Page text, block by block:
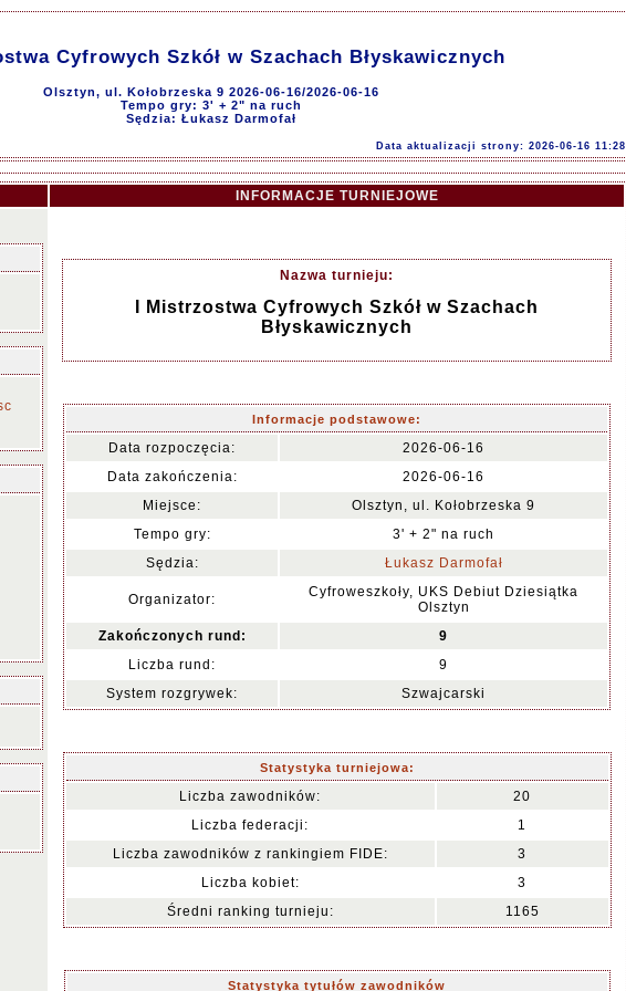
Cyfrowych Szkół w Szachach Błyskawicznych
Olsztyn, ul. Kołobrzeska 9 2026-06-16/2026-06-16
Tempo gry: 3' + 2" na ruch
Sędzia: Łukasz Darmofał
Data aktualizacji strony: 2026-06-16 11:28
INFORMACJE TURNIEJOWE
Nazwa turnieju:
I Mistrzostwa Cyfrowych Szkół w Szachach
Błyskawicznych
Informacje podstawowe:
Data rozpoczęcia:
2026-06-16
Data zakończenia:
2026-06-16
Miejsce:
Olsztyn, ul. Kołobrzeska 9
Tempo gry:
3' + 2" na ruch
Sędzia:
Łukasz Darmofał
Organizator:
Cyfroweszkoły, UKS Debiut Dziesiątka
Olsztyn
Zakończonych rund:
9
Liczba rund:
9
System rozgrywek:
Szwajcarski
Statystyka turniejowa:
Liczba zawodników:
20
Liczba federacji:
1
Liczba zawodników z rankingiem FIDE:
3
Liczba kobiet:
3
Średni ranking turnieju:
1165
Statystyka tytułów zawodników